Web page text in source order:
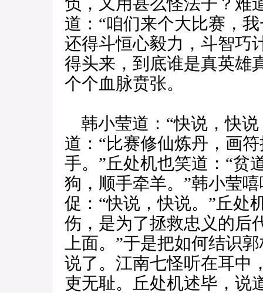
道：“咱们来个大比赛，
还得斗恒心毅力，斗智巧
得头来，到底谁是真英雄
个个血脉贲张。
韩小莹道：“快说，快说
道：“比赛修仙炼丹，画
手。”丘处机也笑道：“贫
狗，顺手牵羊。”韩小莹
促：“快说，快说。”丘处
伤，是为了拯救忠义的后
上面。”于是把如何结识
说了。江南七怪听在耳中
吏无耻。丘处机述毕，说